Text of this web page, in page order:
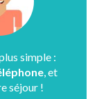
simple :
, et
séjour !